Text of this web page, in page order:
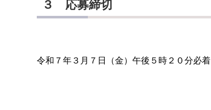
３ 応募締切
令和７年３月７日（金）午後５時２０分必着